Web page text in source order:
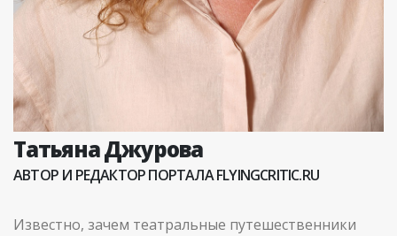
Татьяна Джурова
АВТОР И РЕДАКТОР ПОРТАЛА FLYINGCRITIC.RU
Известно, зачем театральные путешественники